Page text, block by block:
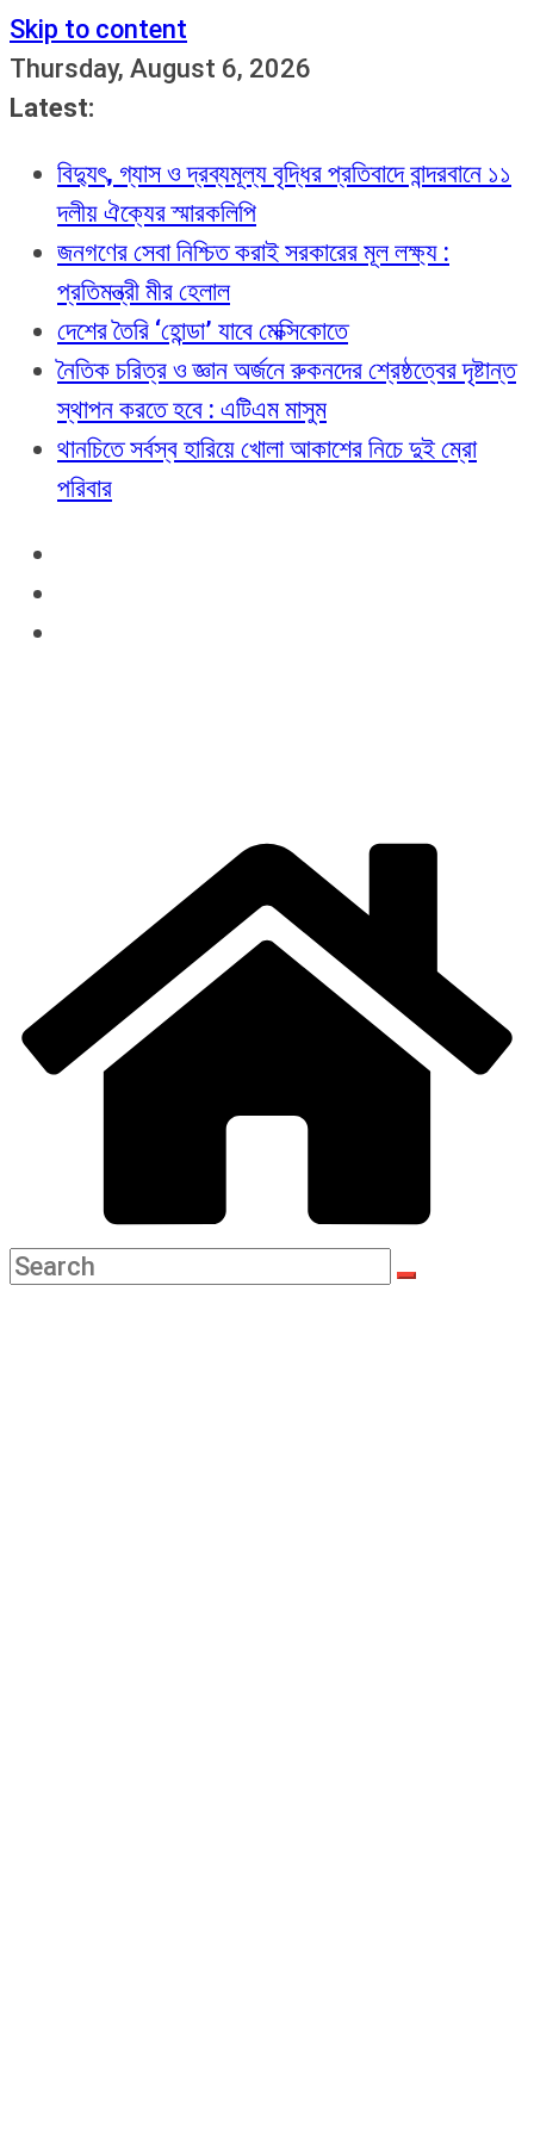
Skip to content
Thursday, August 6, 2026
Latest:
বিদ্যুৎ, গ্যাস ও দ্রব্যমূল্য বৃদ্ধির প্রতিবাদে বান্দরবানে ১১
দলীয় ঐক্যের স্মারকলিপি
জনগণের সেবা নিশ্চিত করাই সরকারের মূল লক্ষ্য :
প্রতিমন্ত্রী মীর হেলাল
দেশের তৈরি ‘হোন্ডা’ যাবে মেক্সিকোতে
নৈতিক চরিত্র ও জ্ঞান অর্জনে রুকনদের শ্রেষ্ঠত্বের দৃষ্টান্ত
স্থাপন করতে হবে : এটিএম মাসুম
থানচিতে সর্বস্ব হারিয়ে খোলা আকাশের নিচে দুই ম্রো
পরিবার